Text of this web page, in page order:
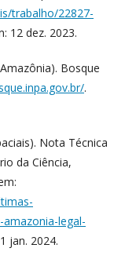
trabalho/22827-
12 dez. 2023.
Bosque
.
Nota Técnica
da Ciência,
legal-
jan. 2024.